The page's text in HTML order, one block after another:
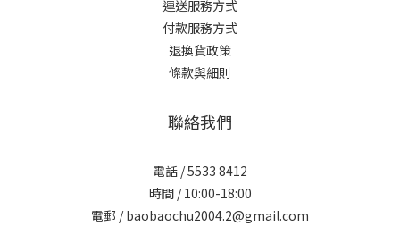
運送服務方式
付款服務方式
退換貨政策
條款與細則
聯絡我們
電話 / 5533 8412
時間 / 10:00-18:00
電郵 / baobaochu2004.2@gmail.com